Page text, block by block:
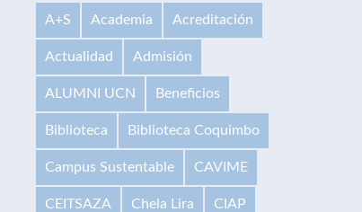
A+S Academia Acreditación
Actualidad Admisión
ALUMNI UCN Beneficios
Biblioteca Biblioteca Coquimbo
Campus Sustentable CAVIME
CEITSAZA Chela Lira CIAP